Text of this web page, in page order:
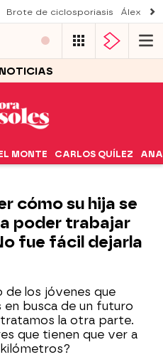
Brote de ciclosporiasis Álex
NOTICIAS
MONTE CARLOS QUÍLEZ ANA
cómo su hija se
poder trabajar
fue fácil dejarla
de los jóvenes que
en busca de un futuro
la otra parte.
que tienen que ver a